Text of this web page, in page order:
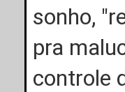
sonho,
pra
controle